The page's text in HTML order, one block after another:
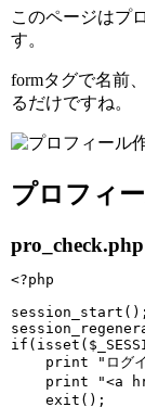
このページはプ
す。
formタグで名前
るだけですね。
プロフィ
pro_check.php
<?php
session_start();